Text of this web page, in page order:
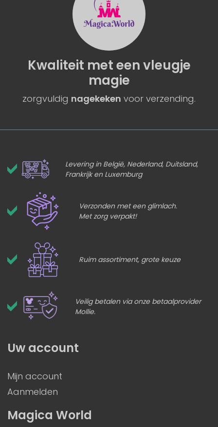
Kwaliteit met eenvleugje
magie
zorgvuldig nagekeken voor verzending.
Levering in België, Nederland, Duitsland,
Frankrijk en Luxemburg
Verzonden met een glimlach.
Met zorg verpakt!
Ruim assortiment, grote keuze
Veilig betalen via onze betaalprovider
Mollie.
Magica World
Uw account
Mijn account
Aanmelden